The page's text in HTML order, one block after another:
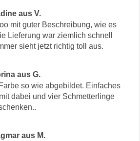
aus V.
mit guter Beschreibung, wie es
Lieferung war ziemlich schnell
sieht jetzt richtig toll aus.
aus G.
so wie abgebildet. Einfaches
dabei und vier Schmetterlinge
aus M.